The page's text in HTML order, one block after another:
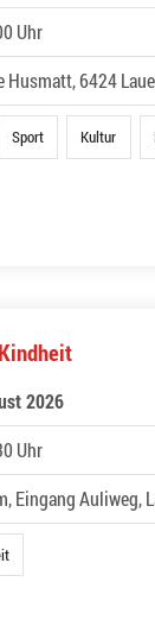
Uhr
Husmatt, 6424
Sport Kultur
2026
Uhr
Eingang Auliweg,